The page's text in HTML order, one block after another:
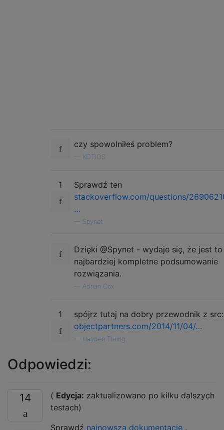
czy spowolniłeś problem?
KOTIOS
1
Sprawdź ten
stackoverflow.com/questions/
…
Spynet
Dzięki @Spynet - wydaje się, że jest to
najbardziej kompletne podsumowanie
rozwiązania.
Adrian Cox
1
spójrz tutaj na dobry przewodnik z src:
objectpartners.com/2014/11/04/…
Hayden Thring
Odpowiedzi:
14 ( Edycja: zaktualizowano po kilku dalszych
testach)
Sprawdź najnowszą dokumentację .